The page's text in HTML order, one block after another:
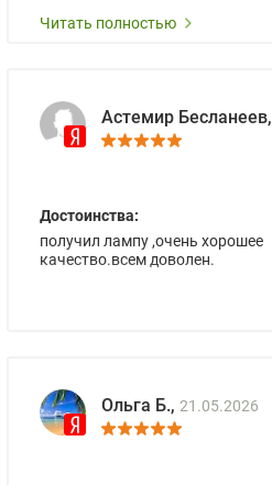
Читать полностью
Астемир Бесланеев,
Достоинства:
получил лампу ,очень хорошее
качество.всем доволен.
Ольга Б., 21.05.2026